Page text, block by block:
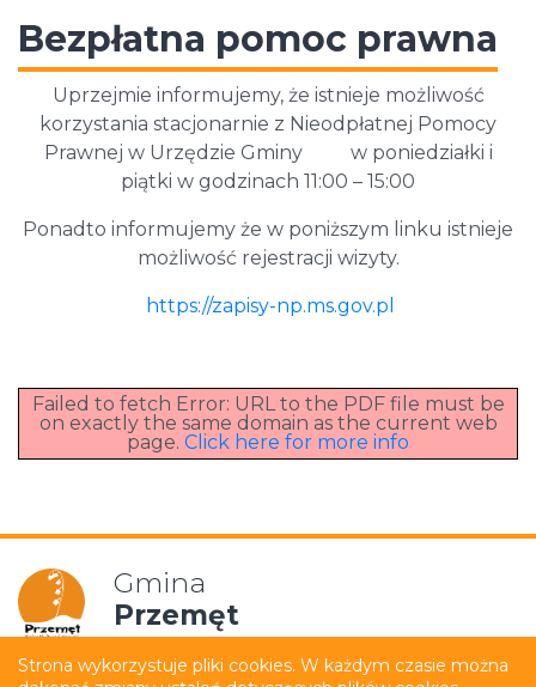
Bezpłatna pomoc prawna
Uprzejmie informujemy, że istnieje możliwość
korzystania stacjonarnie z Nieodpłatnej Pomocy
Prawnej w Urzędzie Gminy w poniedziałki i
piątki w godzinach 11:00 – 15:00
Ponadto informujemy że w poniższym linku istnieje
możliwość rejestracji wizyty.
https://zapisy-np.ms.gov.pl
Failed to fetch Error: URL to the PDF file must be
on exactly the same domain as the current web
page. Click here for more info
Gmina
Przemęt
Strona wykorzystuje pliki cookies. W każdym czasie można